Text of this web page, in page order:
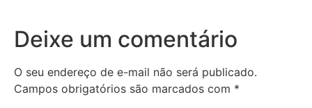
Deixe um comentário
O seu endereço de e-mail não será publicado.
Campos obrigatórios são marcados com *